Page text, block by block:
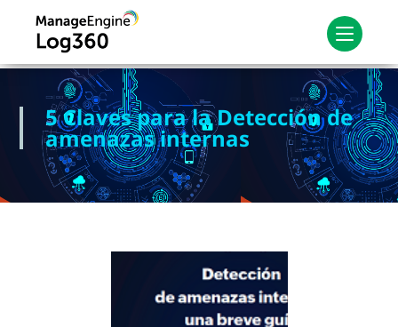
5 Claves para la Detección de
amenazas internas